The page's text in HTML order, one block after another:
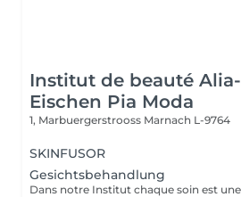
Institut de beauté Alia-
Eischen Pia Moda
1, Marbuergerstrooss Marnach L-9764
SKINFUSOR
Gesichtsbehandlung